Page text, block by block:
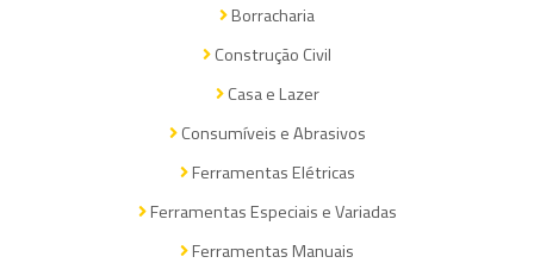
Borracharia
Construção Civil
Casa e Lazer
Consumíveis e Abrasivos
Ferramentas Elétricas
Ferramentas Especiais e Variadas
Ferramentas Manuais